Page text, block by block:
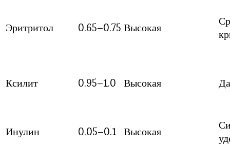
Эритритол 0.65–0.75 Высокая
Ксилит 0.95–1.0 Высокая
Инулин 0.05–0.1 Высокая